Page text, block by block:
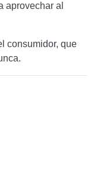
aprovechar al
consumidor, que